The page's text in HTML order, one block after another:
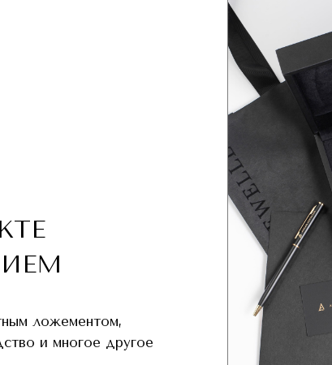
ложементом,
и многое другое